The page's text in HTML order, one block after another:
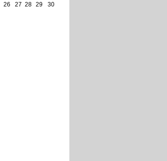
26 27 28 29
30